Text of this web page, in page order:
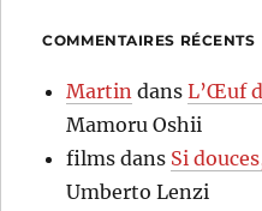
COMMENTAIRES RÉCENTS
Martin dansL’Œuf
Mamoru Oshii
films dans Si
Umberto Lenzi